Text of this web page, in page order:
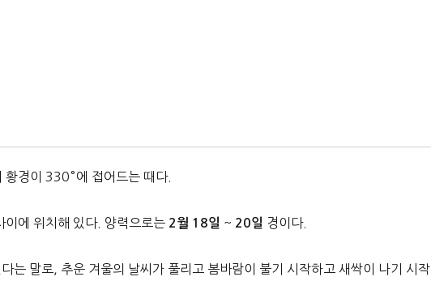
경이 330°에 접어드는 때다.
이에 위치해 있다. 양력으로는 2월 18일 ~ 20일 경이다.
는 말로, 추운 겨울의 날씨가 풀리고 봄바람이 불기 시작하고 새싹이 나기 시작